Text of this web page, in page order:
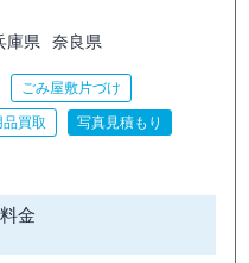
庫県 奈良県
ごみ屋敷片づけ
品買取
写真見積もり
料金